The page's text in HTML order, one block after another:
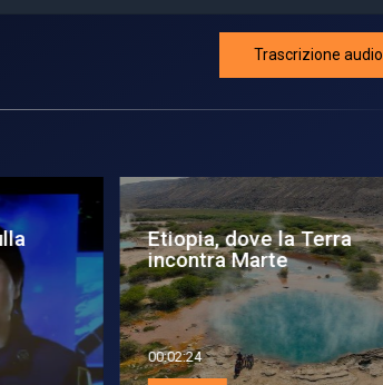
Trascrizione audio
Etiopia, dove la Terra
incontra Marte
00:02:24